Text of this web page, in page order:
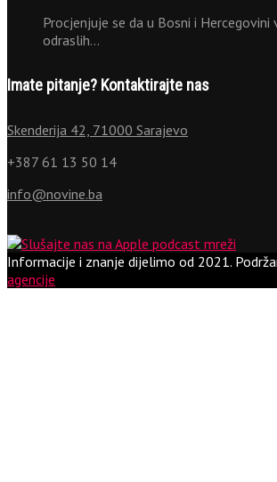
Procjenjuje se da u Bosni i
odraslih…
Imate pitanje? Kontaktirajte nas
Skenderija 42, 71000 Sarajevo
+387 61 13 50 14
info@novine.ba
Informacije i znanje dijelimo od 2021.
agencije